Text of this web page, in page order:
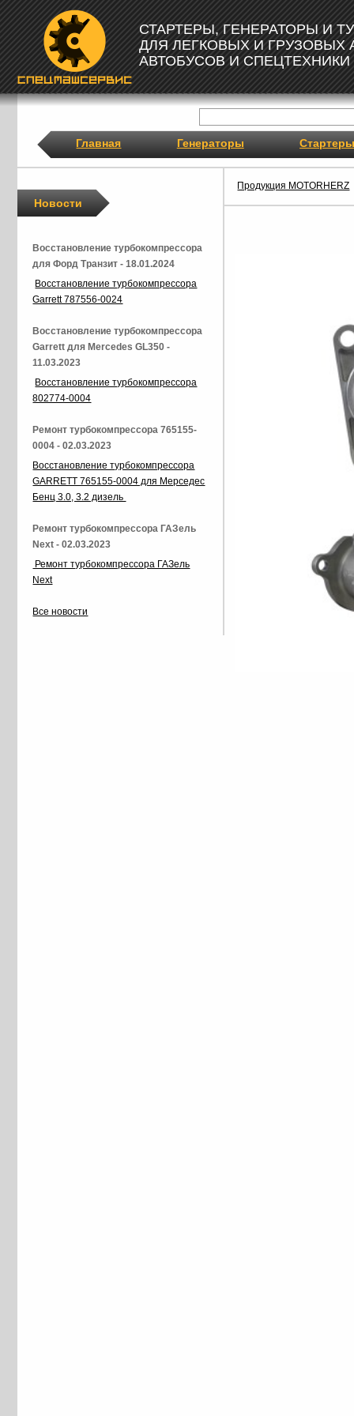
СТАРТЕРЫ, ГЕНЕРАТОРЫ И
ДЛЯ ЛЕГКОВЫХ И ГРУЗОВЫХ
АВТОБУСОВ И СПЕЦТЕХНИКИ
Главная Генераторы Стартеры
Продукция MOTORHERZ
Новости
Восстановление турбокомпрессора
для Форд Транзит - 18.01.2024
Восстановление турбокомпрессора
Garrett 787556-0024
Восстановление турбокомпрессора
Garrett для Mercedes GL350 -
11.03.2023
Восстановление турбокомпрессора
802774-0004
Ремонт турбокомпрессора 765155-
0004 - 02.03.2023
Восстановление турбокомпрессора
GARRETT 765155-0004 для Мерседес
Бенц 3.0, 3.2 дизель
Ремонт турбокомпрессора ГАЗель
Next - 02.03.2023
Ремонт турбокомпрессора ГАЗель
Next
Все новости